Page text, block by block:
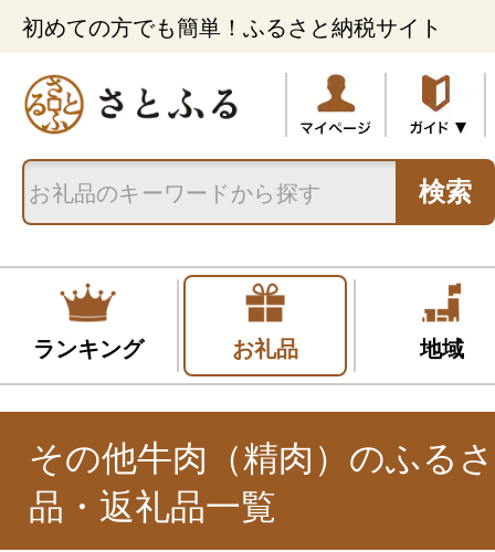
初めての方でも簡単！ふるさと納税サイト
検索
ランキング お礼品 地域
その他牛肉（精肉）のふる
品・返礼品一覧